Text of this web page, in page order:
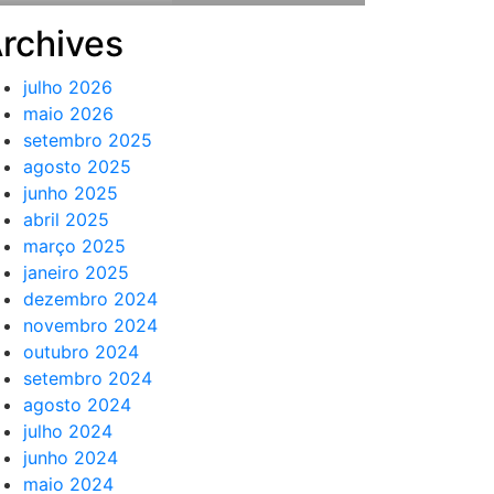
julho 2026
maio 2026
setembro 2025
agosto 2025
junho 2025
abril 2025
março 2025
janeiro 2025
dezembro 2024
novembro 2024
outubro 2024
setembro 2024
agosto 2024
julho 2024
junho 2024
maio 2024